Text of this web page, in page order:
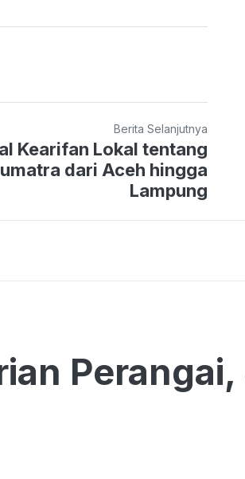
Berita Selanjutnya
Kearifan Lokal tentang
dari Aceh hingga
Lampung